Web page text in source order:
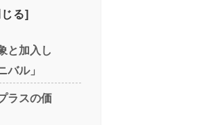
と加入し
バル」
ラスの価